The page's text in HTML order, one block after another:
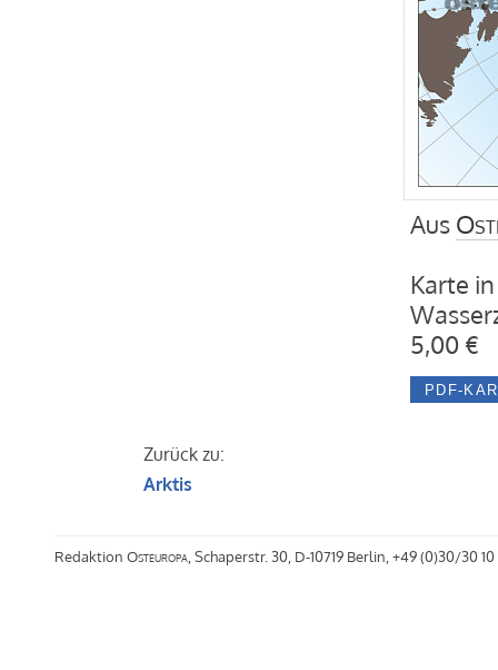
Aus
Karte
5,00 €
Zurück zu:
Arktis
Redaktion Osteuropa , Schaperstr. 30, D-10719 Berlin, +49 (0)30/30